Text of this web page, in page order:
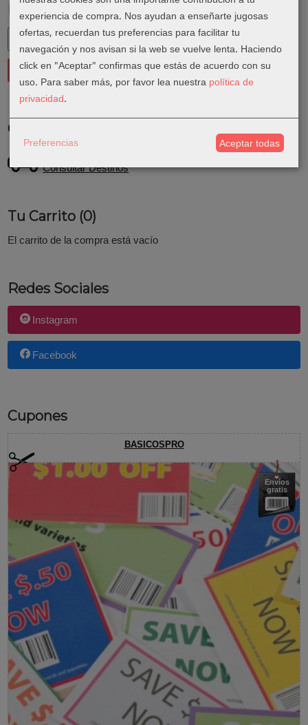
Marcas
Costes de Envío
Consultar Destinos
Tu Carrito (0)
El carrito de la compra está vacío
Redes Sociales
Instagram
Facebook
Cupones
BASICOSPRO
Envíos
gratis
experiencia de compra. Nos ayudan a enseñarte jugosas
ofertas, recuerdan tus preferencias para facilitar tu
navegación y nos avisan si la web se vuelve lenta. Haciendo
click en "Aceptar" confirmas que estás de acuerdo con su
uso. Para saber más, por favor lea nuestra política de
privacidad.
Preferencias Aceptar todas